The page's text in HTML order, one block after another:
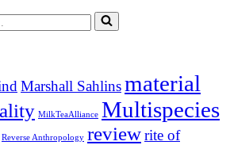
Marshall Sahlinsmaterial
MilkTeaAlliance Multispecies
Reverse Anthropology reviewrite of